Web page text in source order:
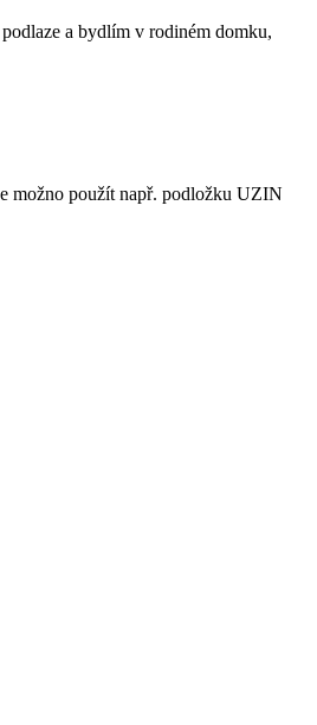
a bydlím v rodiném domku,
možno použít např. podložku UZIN